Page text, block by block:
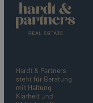
Hardt & Partners
steht für Beratung
mit Haltung,
Klarheit und